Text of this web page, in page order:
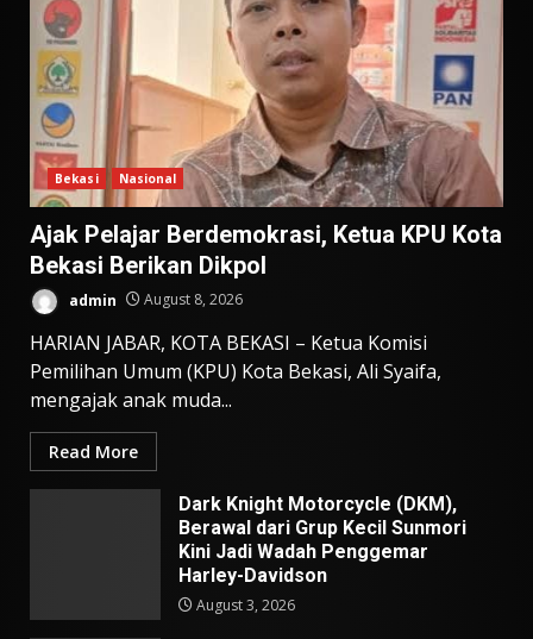
Bekasi Nasional
Ajak Pelajar Berdemokrasi, Ketua KPU Kota
Bekasi Berikan Dikpol
admin August 8, 2026
HARIAN JABAR, KOTA BEKASI – Ketua Komisi
Pemilihan Umum (KPU) Kota Bekasi, Ali Syaifa,
mengajak anak muda...
Read More
Dark Knight Motorcycle (DKM),
Berawal dari Grup Kecil Sunmori
Kini Jadi Wadah Penggemar
Harley-Davidson
August 3, 2026